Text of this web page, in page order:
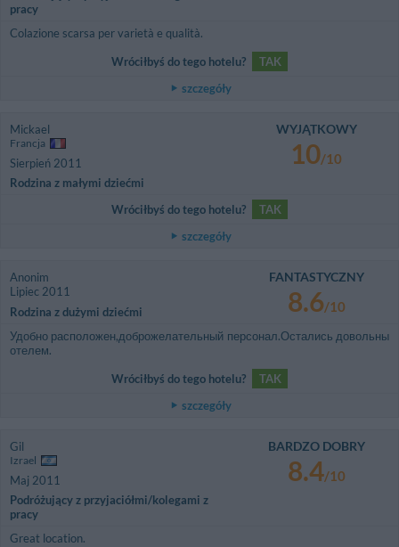
pracy
Colazione scarsa per varietà e qualità.
Wróciłbyś do tego hotelu?
TAK
szczegóły
Mickael
Francja
Sierpień 2011
Rodzina z małymi dziećmi
WYJĄTKOWY
10/10
Wróciłbyś do tego hotelu?
TAK
szczegóły
Anonim
Lipiec 2011
Rodzina z dużymi dziećmi
FANTASTYCZNY
8.6/10
Удобно расположен,доброжелательный персонал.Остались довольны
отелем.
Wróciłbyś do tego hotelu?
TAK
szczegóły
Gil
Izrael
Maj 2011
Podróżujący z przyjaciółmi/kolegami z
pracy
BARDZO DOBRY
8.4/10
Great location.